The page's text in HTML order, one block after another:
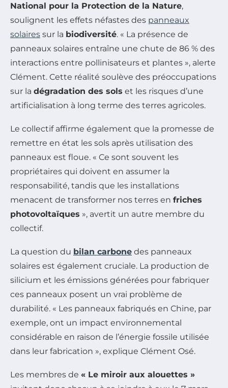
National pour la Protection de la Nature,
soulignent les effets néfastes des panneaux
solaires sur la biodiversité. « La présence de
panneaux solaires entraîne une chute de 86 % des
interactions entre pollinisateurs et plantes », alerte
Clément. Cette réalité soulève des préoccupations
sur la dégradation des sols et les risques d’une
artificialisation à long terme des terres agricoles.
Le collectif affirme également que la promesse de
remettre en état les sols après utilisation des
panneaux est floue. « Ce sont souvent les
propriétaires qui doivent en assumer la
responsabilité, tandis que les installations
menacent de transformer nos terres en friches
photovoltaïques », avertit un autre membre du
collectif.
La question du bilan carbone des panneaux
solaires est également cruciale. La production de
silicium et les émissions générées pour fabriquer
ces panneaux posent un vrai problème de
durabilité. « Les panneaux fabriqués en Chine, par
exemple, ont un impact environnemental
considérable en raison de l’énergie fossile utilisée
dans leur fabrication », explique Clément Osé.
Les membres de « Le miroir aux alouettes »